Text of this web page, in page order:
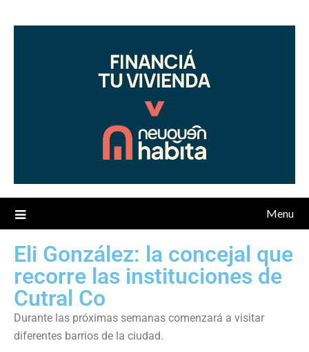
Menu
Eli González: la concejal que
recorre las instituciones de
Cutral Co
Durante las próximas semanas comenzará a visitar
diferentes barrios de la ciudad.